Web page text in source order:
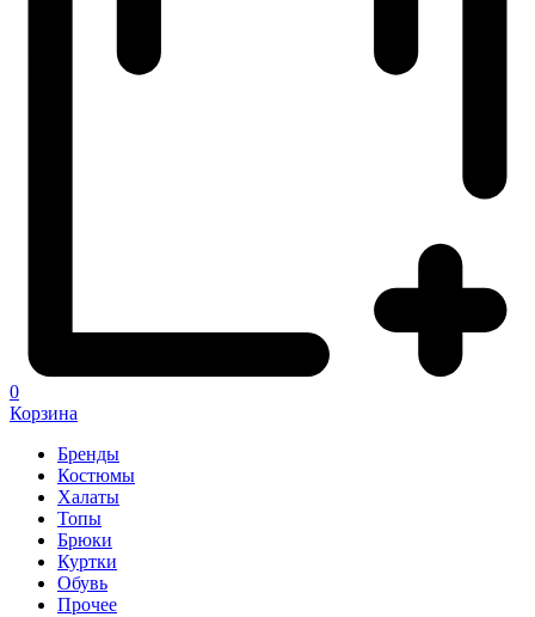
0
Корзина
Бренды
Костюмы
Халаты
Топы
Брюки
Куртки
Обувь
Прочее